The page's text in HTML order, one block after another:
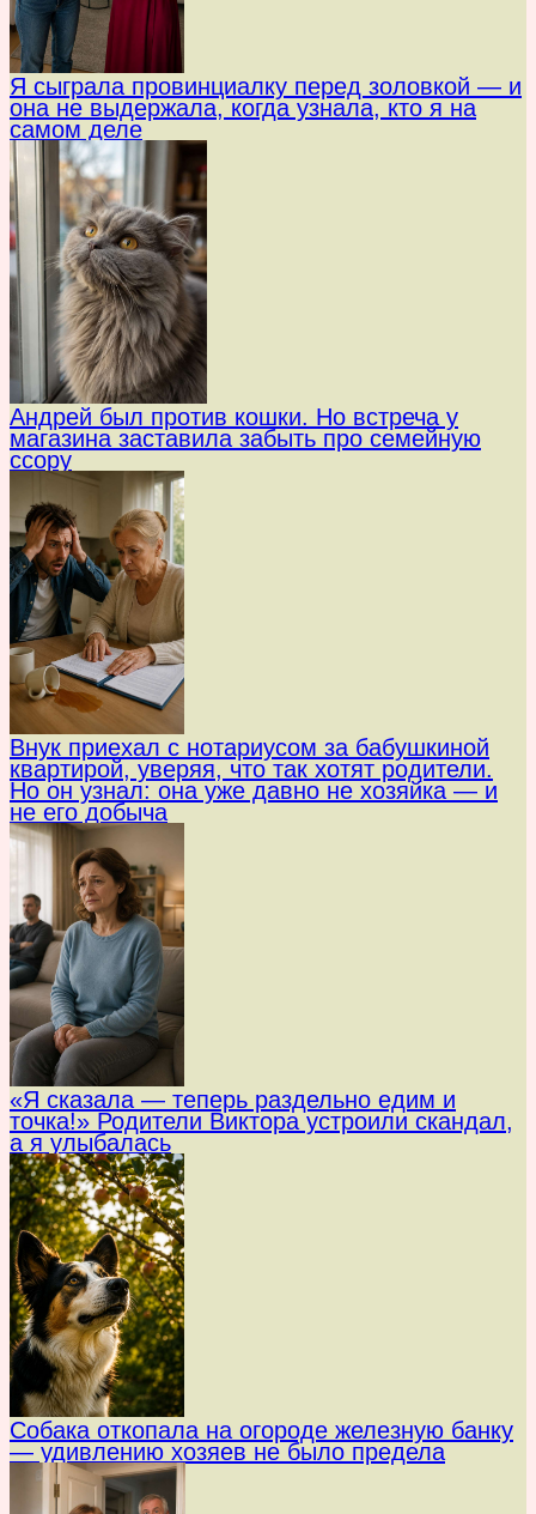
Я сыграла провинциалку перед золовкой — и
она не выдержала, когда узнала, кто я на
самом деле
Андрей был против кошки. Но встреча у
магазина заставила забыть про семейную
ссору
Внук приехал с нотариусом за бабушкиной
квартирой, уверяя, что так хотят родители.
Но он узнал: она уже давно не хозяйка — и
не его добыча
«Я сказала — теперь раздельно едим и
точка!» Родители Виктора устроили скандал,
а я улыбалась
Собака откопала на огороде железную банку
— удивлению хозяев не было предела